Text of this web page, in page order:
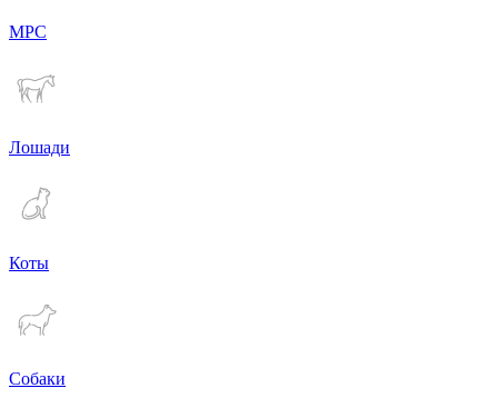
МРС
Лошади
Коты
Собаки